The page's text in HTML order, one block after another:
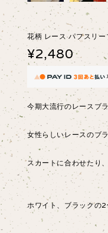
花柄 レース パフスリ
¥2,480
今期大流行のレースブ
女性らしいレースのブ
スカートに合わせたり
ホワイト、ブラックの